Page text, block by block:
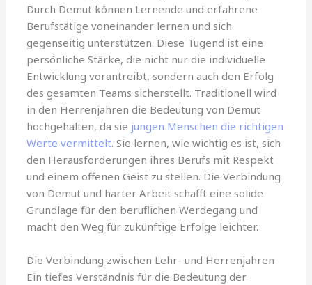
Durch Demut können Lernende und erfahrene
Berufstätige voneinander lernen und sich
gegenseitig unterstützen. Diese Tugend ist eine
persönliche Stärke, die nicht nur die individuelle
Entwicklung vorantreibt, sondern auch den Erfolg
des gesamten Teams sicherstellt. Traditionell wird
in den Herrenjahren die Bedeutung von Demut
hochgehalten, da sie jungen Menschen die richtigen
Werte vermittelt. Sie lernen, wie wichtig es ist, sich
den Herausforderungen ihres Berufs mit Respekt
und einem offenen Geist zu stellen. Die Verbindung
von Demut und harter Arbeit schafft eine solide
Grundlage für den beruflichen Werdegang und
macht den Weg für zukünftige Erfolge leichter.
Die Verbindung zwischen Lehr- und Herrenjahren
Ein tiefes Verständnis für die Bedeutung der